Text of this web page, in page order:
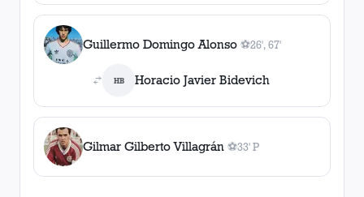
Guillermo Domingo Alonso ⚽
2goles, 26', 67'
26', 67'
HB Horacio Javier Bidevich
Gilmar Gilberto Villagrán ⚽
1gol , 33' P
33' P